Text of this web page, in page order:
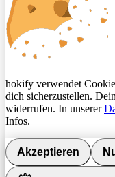
hokify verwendet
dich sicherzustellen.
widerrufen. In unserer
Infos.
Akzeptieren